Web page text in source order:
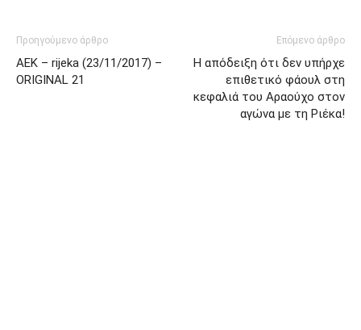
Προηγούμενο άρθρο
AEK – rijeka (23/11/2017) –
ORIGINAL 21
Επόμενο άρθρο
Η απόδειξη ότι δεν υπήρχε
επιθετικό φάουλ στη
κεφαλιά του Αραούχο στον
αγώνα με τη Ριέκα!